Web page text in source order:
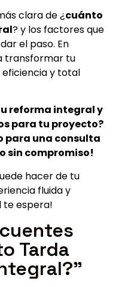
clara de ¿cuánto
? y los factores que
el paso. En
transformar tu
y total
reforma integral y
para tu proyecto?
para una consulta
sin compromiso!
hacer de tu
fluida y
te espera!
Tarda